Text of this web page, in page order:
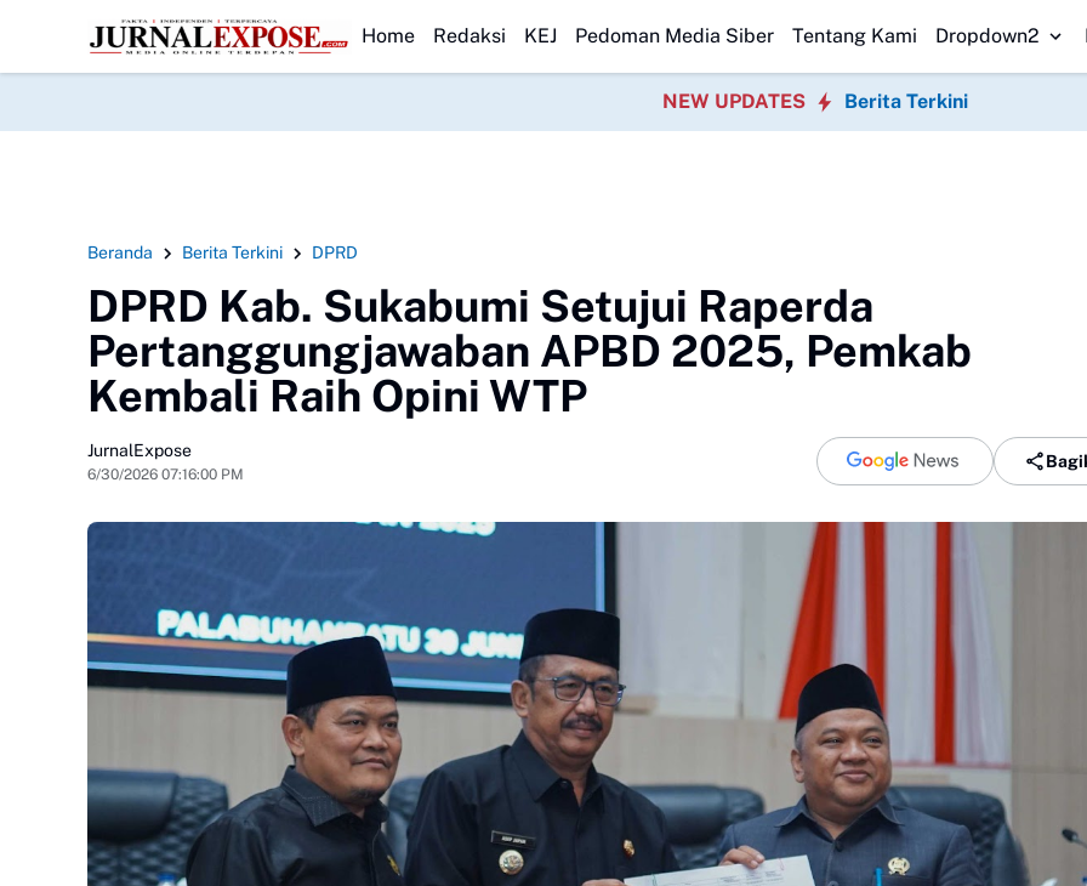
HEADLINE
Hukum dan MediaSosok Perempuan Misterius di Tambang Emas Ratatotok Viral, Benarkah Hantu atau Warga Biasa? Asep Japar
Home Redaksi KEJ Pedoman Media Siber Tentang Kami Dropdown2
NEW UPDATES Berita Terkini
Beranda Berita Terkini DPRD
DPRD Kab. Sukabumi Setujui Raperda
Pertanggungjawaban APBD 2025, Pemkab
Kembali Raih Opini WTP
JurnalExpose
6/30/2026 07:16:00 PM